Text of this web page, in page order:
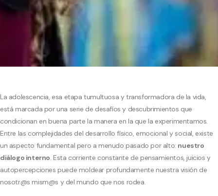
La adolescencia, esa etapa tumultuosa y transformadora de la vida,
está marcada por una serie de desafíos y descubrimientos que
condicionan en buena parte la manera en la que la experimentamos.
Entre las complejidades del desarrollo físico, emocional y social, existe
un aspecto fundamental pero a menudo pasado por alto: nuestro
diálogo interno. Esta corriente constante de pensamientos, juicios y
autopercepciones puede moldear profundamente nuestra visión de
nosotr@s mism@s y del mundo que nos rodea.